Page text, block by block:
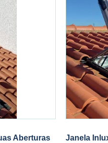
Aberturas Janela